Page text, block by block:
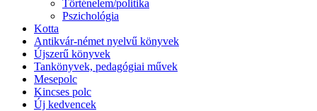
Történelem/politika
Pszichológia
Kotta
Antikvár-német nyelvű könyvek
Újszerű könyvek
Tankönyvek, pedagógiai művek
Mesepolc
Kincses polc
Új kedvencek